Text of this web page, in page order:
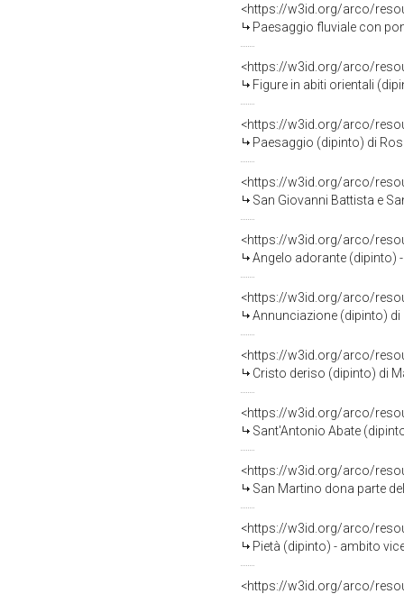
<https://w3id.org/arco/
Paesaggio fluviale con
<https://w3id.org/arco/
Figure in abiti orientali
<https://w3id.org/arco/
Paesaggio (dipinto) di
<https://w3id.org/arco/
San Giovanni Battista e Santa
<https://w3id.org/arco/
Angelo adorante (dipinto)
<https://w3id.org/arco/
Annunciazione (dipinto) di
<https://w3id.org/arco/
Cristo deriso (dipinto) di
<https://w3id.org/arco/
Sant'Antonio Abate
<https://w3id.org/arco/
San Martino dona parte
<https://w3id.org/arco/
Pietà (dipinto) - ambito
<https://w3id.org/arco/